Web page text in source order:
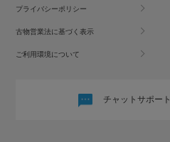
プライバシーポリシー
古物営業法に基づく表示
ご利用環境について
チャットサポート